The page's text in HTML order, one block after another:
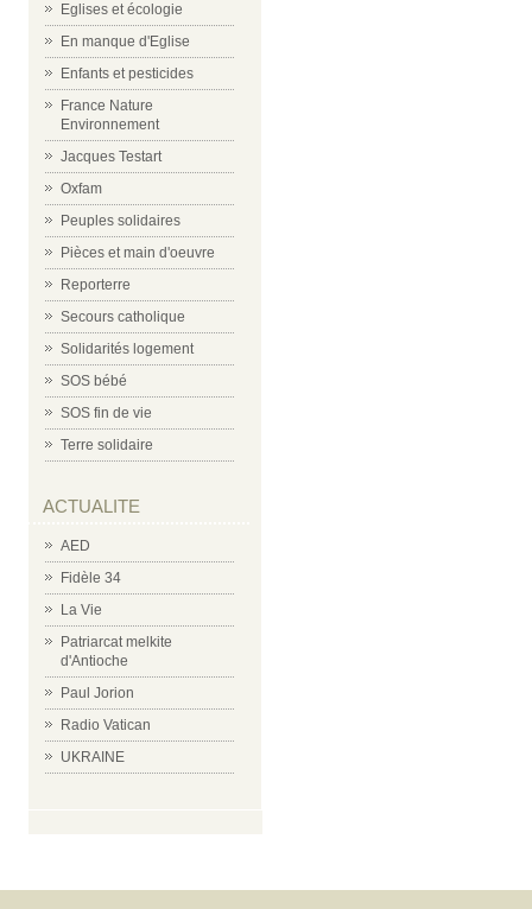
Eglises et écologie
En manque d'Eglise
Enfants et pesticides
France Nature
Environnement
Jacques Testart
Oxfam
Peuples solidaires
Pièces et main d'oeuvre
Reporterre
Secours catholique
Solidarités logement
SOS bébé
SOS fin de vie
Terre solidaire
ACTUALITE
AED
Fidèle 34
La Vie
Patriarcat melkite
d'Antioche
Paul Jorion
Radio Vatican
UKRAINE